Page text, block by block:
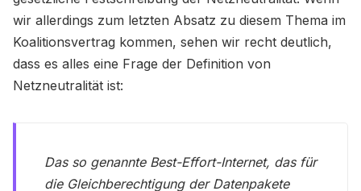
wir allerdings zum letzten Absatz zu diesem Thema im
Koalitionsvertrag kommen, sehen wir recht deutlich,
dass es alles eine Frage der Definition von
Netzneutralität ist:
Das so genannte Best-Effort-Internet, das für
die Gleichberechtigung der Datenpakete